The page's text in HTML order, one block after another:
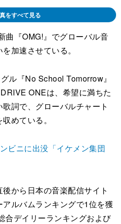
をすべて見る
曲『OMG!』でグローバル音
加速させている。
ル『No School Tomorrow』
ONEは、希望に満ちた
詞で、グローバルチャート
めている。
ビニに出没「イケメン集団
から日本の音楽配信サイト
アルバムランキングで1位を獲
合デイリーランキングおよび